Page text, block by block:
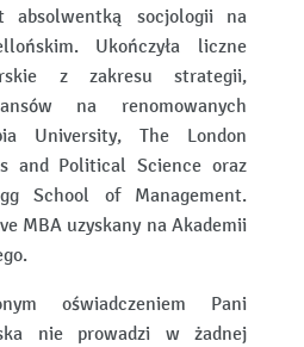
absolwentką socjologii na
Ukończyła liczne
z zakresu strategii,
na renomowanych
University, The London
and Political Science oraz
School of Management.
MBA uzyskany na Akademii
oświadczeniem Pani
nie prowadzi w żadnej